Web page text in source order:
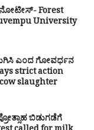
ನೋಟೀಸ್- Forest
University
ಎಂದ ಗೋವರ್ಧನ
strict action
slaughter
ಬಿಡುಗಡೆಗೆ